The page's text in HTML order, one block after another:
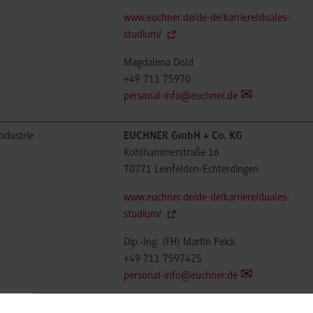
www.euchner.de/de-de/karriere/duales-
studium/
Magdalena Dold
+49 711 75970
personal-info@euchner.de
EUCHNER GmbH + Co. KG
Kohlhammerstraße 16
70771 Leinfelden-Echterdingen
www.euchner.de/de-de/karriere/duales-
studium/
Dip.-Ing. (FH) Martin Peick
+49 711 7597425
personal-info@euchner.de